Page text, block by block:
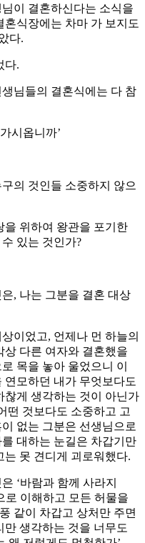
이 결혼하신다는 소식을
혼식장에는 차마 가 보지도
다.
다.
님들의 결혼식에는 다 참
시옵니까’
의 것인들 소중하지 않으
을 위하여 왕관을 포기한
있는 것인가?
, 나는 그분을 결혼 대상
이었고, 언제나 먼 하늘의
상 다른 여자와 결혼했을
목을 놓아 울었으니 이
연모하던 내가 무엇보다도
찮게 생각하는 것이 아닌가
떤 것보다도 소중하고 고
없는 그분은 선생님으로
대하는 눈길은 차갑기만
못 견디게 괴로워했다.
‘바람과 함께 사라지
로 이해하고 모든 허물을
같이 차갑고 상처만 주면
생각하는 것을 너무도